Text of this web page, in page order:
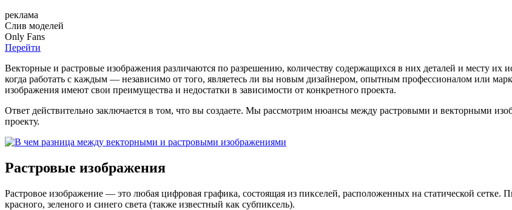
реклама
Слив моделей
Only Fans
Перейти
Векторные и растровые изображения различаются по разрешению, количеству содержащихся в них деталей и месту
когда работать с каждым — независимо от того, являетесь ли вы новым дизайнером, опытным профессионалом или
изображения имеют свои преимущества и недостатки в зависимости от конкретного проекта.
Ответ действительно заключается в том, что вы создаете. Мы рассмотрим нюансы между растровыми и векторными
проекту.
Растровые изображения
Растровое изображение — это любая цифровая графика, состоящая из пикселей, расположенных на статической
красного, зеленого и синего света (также известный как субпиксель).